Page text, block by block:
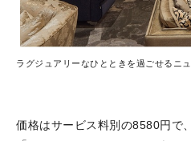
ラグジュアリーなひとときを過ごせるニ
価格はサービス料別の8580円で